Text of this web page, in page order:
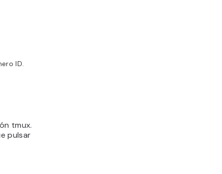
ID.
tmux.
pulsar